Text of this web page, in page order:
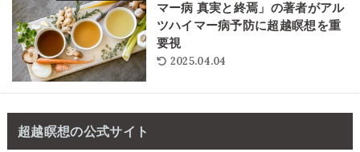
マー病 真実と終焉」の著者がアル
ツハイマー病予防に超越瞑想を重
要視
2025.04.04
超越瞑想の公式サイト